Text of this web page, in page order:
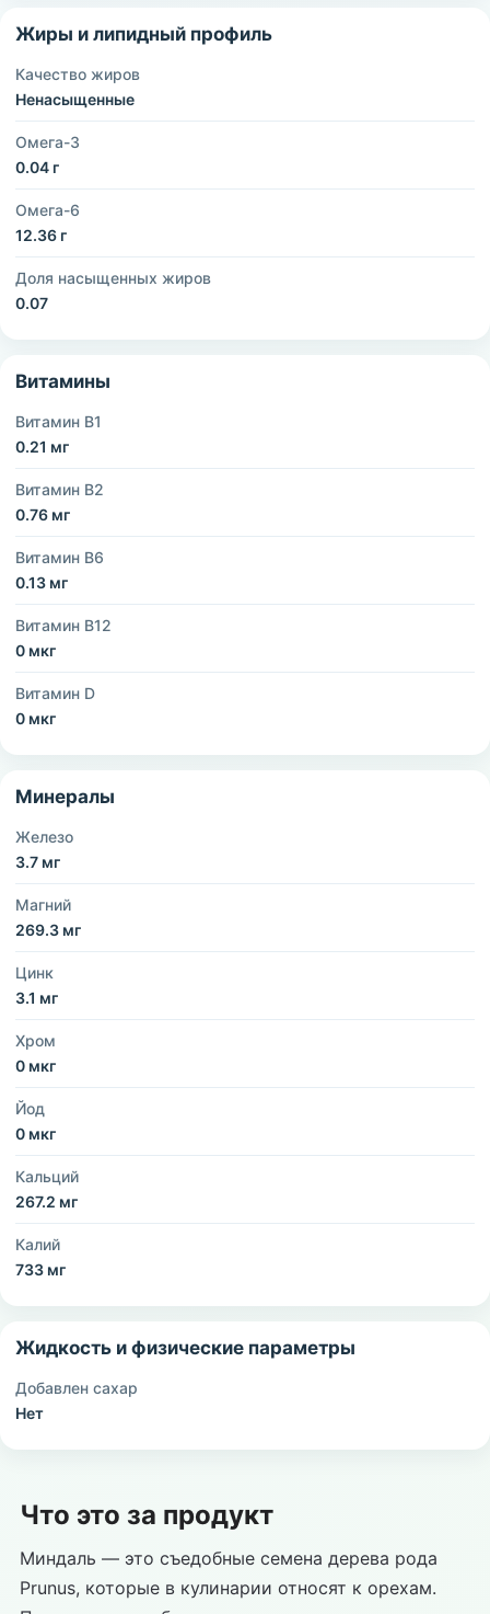
Жиры и липидный профиль
Качество жиров
Ненасыщенные
Омега-3
0.04 г
Омега-6
12.36 г
Доля насыщенных жиров
0.07
Витамины
Витамин B1
0.21 мг
Витамин B2
0.76 мг
Витамин B6
0.13 мг
Витамин B12
0 мкг
Витамин D
0 мкг
Минералы
Железо
3.7 мг
Магний
269.3 мг
Цинк
3.1 мг
Хром
0 мкг
Йод
0 мкг
Кальций
267.2 мг
Калий
733 мг
Жидкость и физические параметры
Добавлен сахар
Нет
Что это за продукт
Миндаль — это съедобные семена дерева рода
Prunus, которые в кулинарии относят к орехам.